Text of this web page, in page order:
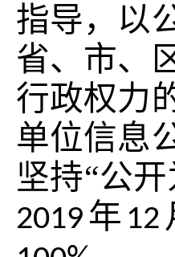
指导，以
省、市、
行政权力
单位信息
坚持“公
2019 年 12